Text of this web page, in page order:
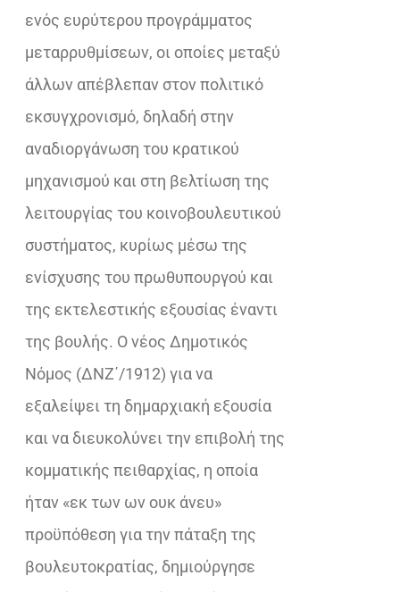
ενός ευρύτερου προγράμματος
μεταρρυθμίσεων, οι οποίες μεταξύ
άλλων απέβλεπαν στον πολιτικό
εκσυγχρονισμό, δηλαδή στην
αναδιοργάνωση του κρατικού
μηχανισμού και στη βελτίωση της
λειτουργίας του κοινοβουλευτικού
συστήματος, κυρίως μέσω της
ενίσχυσης του πρωθυπουργού και
της εκτελεστικής εξουσίας έναντι
της βουλής. Ο νέος Δημοτικός
Νόμος (ΔΝΖ΄/1912) για να
εξαλείψει τη δημαρχιακή εξουσία
και να διευκολύνει την επιβολή της
κομματικής πειθαρχίας, η οποία
ήταν «εκ των ων ουκ άνευ»
προϋπόθεση για την πάταξη της
βουλευτοκρατίας, δημιούργησε